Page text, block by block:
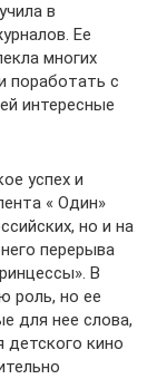
в
Ее
многих
поработать с
интересные
успех и
« Один»
но и на
перерыва
В
роль, но ее
для нее слова,
детского кино